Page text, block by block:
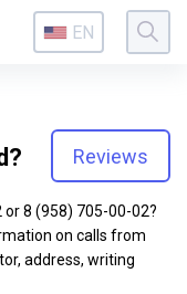
EN
Reviews
8 (958) 705-00-02?
on calls from
address, writing